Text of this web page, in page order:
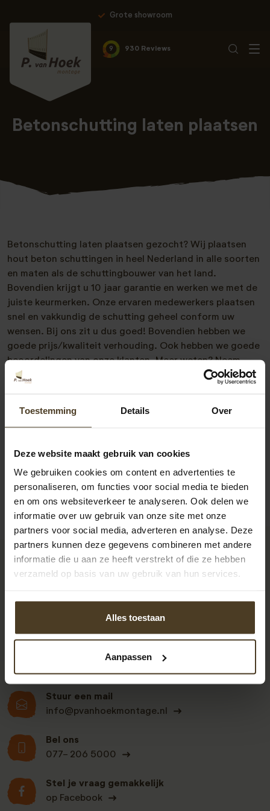
Toestemming Details Over
Deze website maakt gebruik van cookies
We gebruiken cookies om content en advertenties te
personaliseren, om functies voor social media te bieden
en om ons websiteverkeer te analyseren. Ook delen we
informatie over uw gebruik van onze site met onze
partners voor social media, adverteren en analyse. Deze
partners kunnen deze gegevens combineren met andere
informatie die u aan ze heeft verstrekt of die ze hebben
verzameld op basis van uw gebruik van hun services.
Alles toestaan
Aanpassen
Grote showroom
9 930 Reviews
Betonschutting laten plaatsen
Betonschutting laten plaatsen gezocht? Wij plaatsen
hout beton schuttingen in heel Nederland in alle soorten
en maten als de schuttingbouwer van het land.
Bovendien krijgt u 10 jaar garantie en werken we met de
juiste keurmerken. Onze ervaren medewerkers plaatsen
snel en vakkundig de schutting geheel conform uw
wensen. Bij ons zit u dus goed! Bovendien hebben we
goede prijs/kwaliteit verhouding. Ook hebben we goede
beoordelingen van onze klanten. Meer weten? Neem
vrijblijvend met ons contact op. Telefonisch zijn we
offerte schutting plaatsen
Stuur een mail
info@pvanhoekmontage.nl
Bel ons
077- 206 5000
Stel je vraag gemakkelijk
op Facebook
Klanten beoordelen
beoordelingen